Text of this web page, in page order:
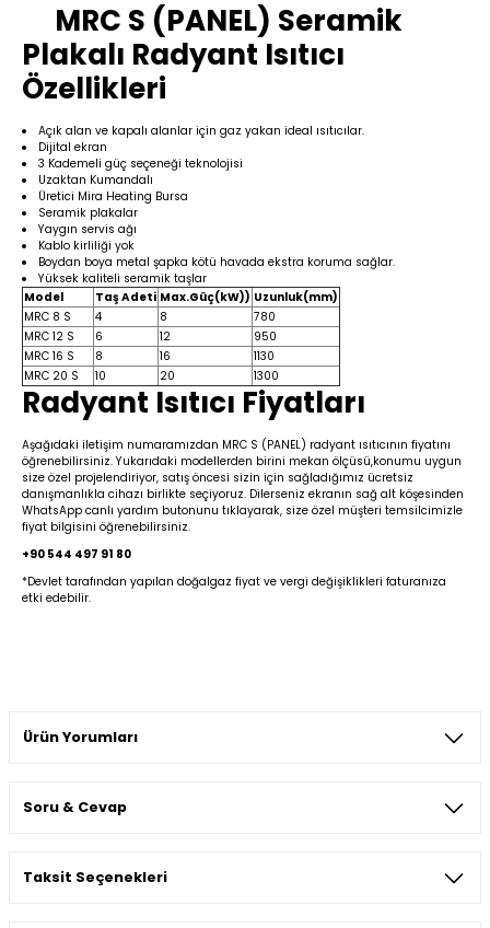
MRC S (PANEL) Seramik
Plakalı Radyant Isıtıcı
Özellikleri
Açık alan ve kapalı alanlar için gaz yakan ideal ısıtıcılar.
Dijital ekran
3 Kademeli güç seçeneği teknolojisi
Uzaktan Kumandalı
Üretici Mira Heating Bursa
Seramik plakalar
Yaygın servis ağı
Kablo kirliliği yok
Boydan boya metal şapka kötü havada ekstra koruma sağlar.
Yüksek kaliteli seramik taşlar
Model
Taş Adeti Max.Güç(kW)) Uzunluk(mm)
MRC 8 S
4 8
780
MRC 12 S
6 12
950
MRC 16 S
8 16
1130
MRC 20 S
10 20 1300
Radyant Isıtıcı Fiyatları
Aşağıdaki iletişim numaramızdan MRC S (PANEL) radyant ısıtıcının fiyatını
öğrenebilirsiniz. Yukarıdaki modellerden birini mekan ölçüsü,konumu uygun
size özel projelendiriyor, satış öncesi sizin için sağladığımız ücretsiz
danışmanlıkla cihazı birlikte seçiyoruz. Dilerseniz ekranın sağ alt köşesinden
WhatsApp canlı yardım butonunu tıklayarak, size özel müşteri temsilcimizle
fiyat bilgisini öğrenebilirsiniz.
+90 544 497 91 80
*Devlet tarafından yapılan doğalgaz fiyat ve vergi değişiklikleri faturanıza
etki edebilir.
Ürün Yorumları
Soru & Cevap
Taksit Seçenekleri